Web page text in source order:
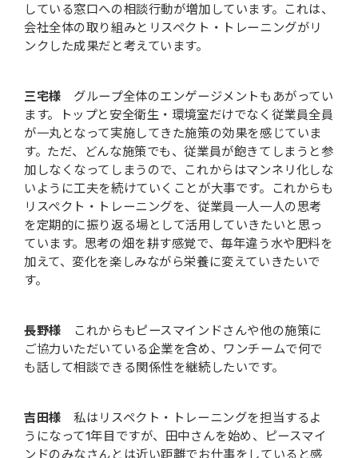
している窓口への相談行動が増加しています。これは、
会社全体の取り組みとリスペクト・トレーニングがリ
ンクした成果だと考えています。
三宅様 グループ全体のエンゲージメントもあがってい
ます。トップと安全衛生・環境室だけでなく従業員全員
が一丸となって実施してきた施策の効果を感じていま
す。ただ、どんな施策でも、従業員が飽きてしまうと参
加しなくなってしまうので、これからはマンネリ化しな
いように工夫を続けていくことが大事です。これからも
リスペクト・トレーニングを、従業員一人一人の思考
を定期的に振り返る場として活用していきたいと思っ
ています。思考の畑を耕す感覚で、毎年違う水や肥料を
加えて、変化を楽しみながら栄養に変えていきたいで
す。
長野様 これからもピースマインドさんや他の施策に
ご協力いただいている企業を含め、ワンチームで何で
も話して相談できる関係性を継続したいです。
吉田様 私はリスペクト・トレーニングを担当するよ
うになって1年目ですが、田中さんを始め、ピースマイ
ンドのみなさんとは近い距離でお仕事をしていると感